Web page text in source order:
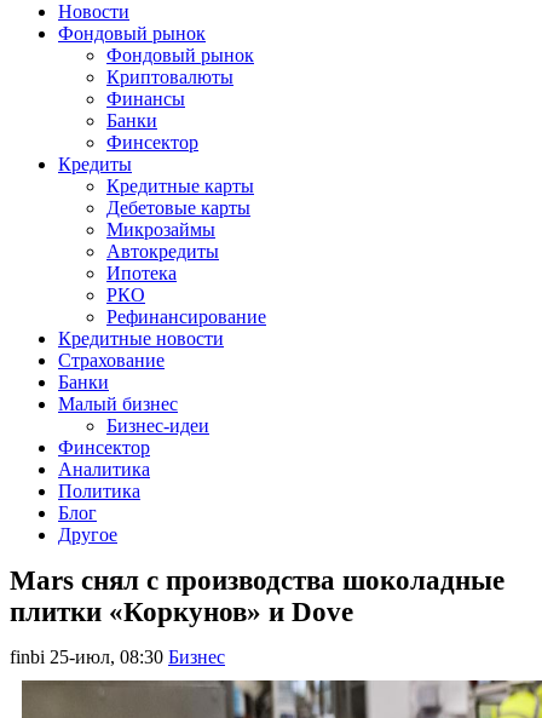
Новости
Фондовый рынок
Фондовый рынок
Криптовалюты
Финансы
Банки
Финсектор
Кредиты
Кредитные карты
Дебетовые карты
Микрозаймы
Автокредиты
Ипотека
РКО
Рефинансирование
Кредитные новости
Страхование
Банки
Малый бизнес
Бизнес-идеи
Финсектор
Аналитика
Политика
Блог
Другое
Mars снял с производства шоколадные
плитки «Коркунов» и Dove
finbi 25-июл, 08:30 Бизнес